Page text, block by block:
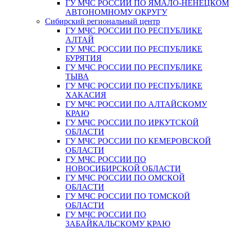
ГУ МЧС РОССИИ ПО ЯМАЛО-
АВТОНОМНОМУ ОКРУГУ
Сибирский региональный центр
ГУ МЧС РОССИИ ПО РЕСПУБЛИКЕ
АЛТАЙ
ГУ МЧС РОССИИ ПО РЕСПУБЛИКЕ
БУРЯТИЯ
ГУ МЧС РОССИИ ПО РЕСПУБЛИКЕ
ТЫВА
ГУ МЧС РОССИИ ПО РЕСПУБЛИКЕ
ХАКАСИЯ
ГУ МЧС РОССИИ ПО АЛТАЙСКОМУ
КРАЮ
ГУ МЧС РОССИИ ПО ИРКУТСКОЙ
ОБЛАСТИ
ГУ МЧС РОССИИ ПО КЕМЕРОВСКОЙ
ОБЛАСТИ
ГУ МЧС РОССИИ ПО
НОВОСИБИРСКОЙ ОБЛАСТИ
ГУ МЧС РОССИИ ПО ОМСКОЙ
ОБЛАСТИ
ГУ МЧС РОССИИ ПО ТОМСКОЙ
ОБЛАСТИ
ГУ МЧС РОССИИ ПО
ЗАБАЙКАЛЬСКОМУ КРАЮ